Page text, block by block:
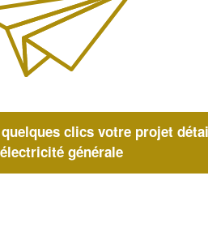
clics votre projet
générale